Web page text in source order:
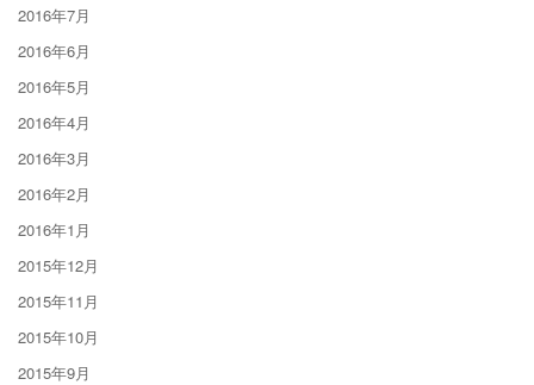
2016年7月
2016年6月
2016年5月
2016年4月
2016年3月
2016年2月
2016年1月
2015年12月
2015年11月
2015年10月
2015年9月